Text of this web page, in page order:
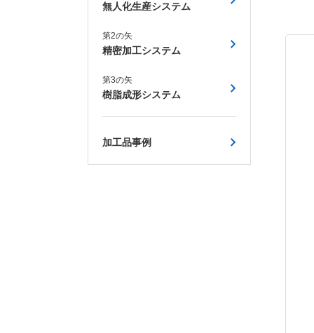
無人化生産システム
第2の矢
精密加工システム
第3の矢
樹脂成形システム
加工品事例